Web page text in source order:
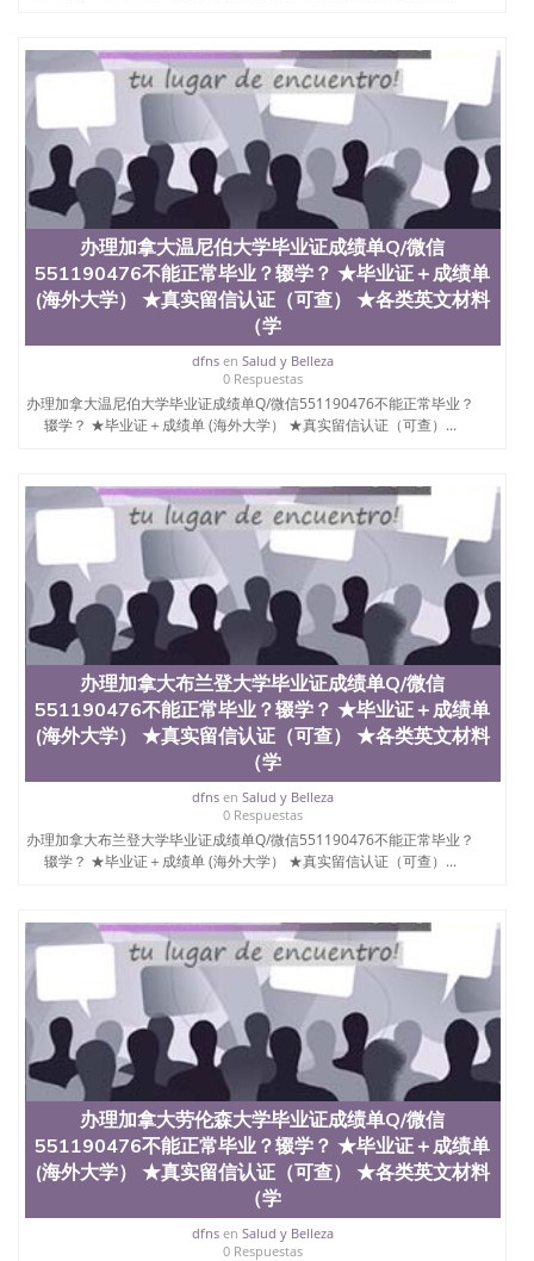
University）圣何塞州立大学（San Jose State
University）圣何塞州立大学（San Jose State
University）圣何塞州立大学（San Jose State
University）圣何塞州立大学学位证（San Jose State
University）圣何塞州立大学学位证（San Jose State
University）圣何塞州立大学结业证（San Jose State
University）圣何塞州立大学结业证（San Jose State
University）圣何塞州立大学结业证（San Jose State
University）圣何塞州立大学学位证（San Jose State
University）圣何塞州立大学学位证（San Jose State
University）圣何塞州立大学学历证书（San Jose
State University）圣何塞州立大学学历证书（San
Jose State University）圣何塞州立大学学历证书
（San Jose State University）澳洲读书未毕业找人做
文凭学位qq微信551190476澳洲读CQU中央昆士兰大
学学历 绩单购买学位证书/澳洲读本科硕士做文凭/购
买澳洲大学毕业证成绩单假文凭学历
offieUniversityofSouthernQueensland 澳洲读书未毕
昆士兰大学学历成绩单购买学位证书/澳洲读本科硕
士做文凭/购买澳洲大学毕业证成绩单假文凭学历办
理加拿大滑铁卢大学毕业证成绩单Q/微信551190476
不能正常毕业？辍学？ ★毕业证＋成绩单 (海外大
学） ★真实留信认证（可查） ★各类英文材料（学
生卡、录取通知书offer，雅思托福成绩单 University
of Waterloo
办理加拿大温尼伯大学毕业证成绩单Q/微信
551190476不能正常毕业？辍学？ ★毕业证＋成绩单
(海外大学） ★真实留信认证（可查） ★各类英文材料
（学
dfnsen Salud y Belleza
0 Respuestas
办理加拿大温尼伯大学毕业证成绩单Q/微信551190476不能正常毕业？
辍学？ ★毕业证＋成绩单 (海外大学） ★真实留信认证（可查）...
办理加拿大布兰登大学毕业证成绩单Q/微信
551190476不能正常毕业？辍学？ ★毕业证＋成绩单
(海外大学） ★真实留信认证（可查） ★各类英文材料
（学
dfnsen Salud y Belleza
0 Respuestas
办理加拿大布兰登大学毕业证成绩单Q/微信551190476不能正常毕业？
辍学？ ★毕业证＋成绩单 (海外大学） ★真实留信认证（可查）...
办理加拿大劳伦森大学毕业证成绩单Q/微信
551190476不能正常毕业？辍学？ ★毕业证＋成绩单
(海外大学） ★真实留信认证（可查） ★各类英文材料
（学
dfnsen Salud y Belleza
0 Respuestas